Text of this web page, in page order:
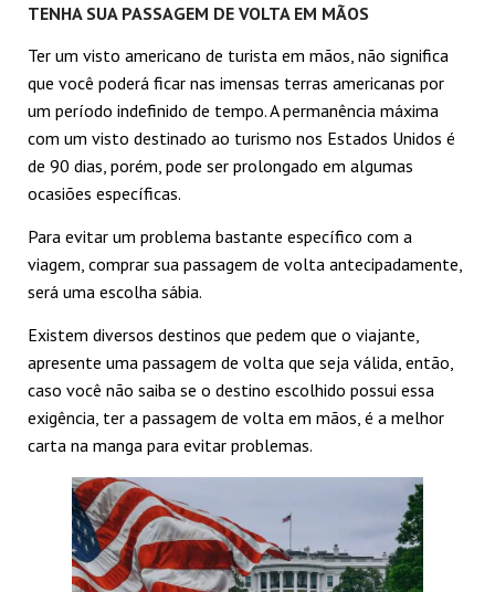
TENHA SUA PASSAGEM DE VOLTA EM MÃOS
Ter um visto americano de turista em mãos, não significa
que você poderá ficar nas imensas terras americanas por
um período indefinido de tempo. A permanência máxima
com um visto destinado ao turismo nos Estados Unidos é
de 90 dias, porém, pode ser prolongado em algumas
ocasiões específicas.
Para evitar um problema bastante específico com a
viagem, comprar sua passagem de volta antecipadamente,
será uma escolha sábia.
Existem diversos destinos que pedem que o viajante,
apresente uma passagem de volta que seja válida, então,
caso você não saiba se o destino escolhido possui essa
exigência, ter a passagem de volta em mãos, é a melhor
carta na manga para evitar problemas.